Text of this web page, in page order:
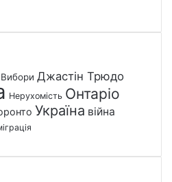
Вибори Джастін Трюдо
Нерухомість Онтаріо
Україна війна